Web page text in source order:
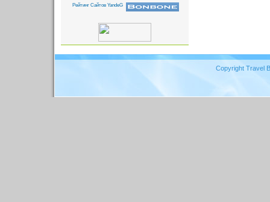
Copyright Travel